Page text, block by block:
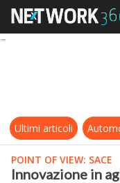
Ultimi articoli
POINT OF VIEW: SACE
Innovazione in